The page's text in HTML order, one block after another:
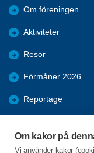
Om kakor på
Vi använder kakor
Om föreningen
Aktiviteter
Resor
Förmåner 2026
Reportage